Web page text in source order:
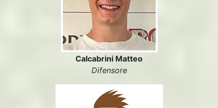
Calcabrini Matteo
Difensore